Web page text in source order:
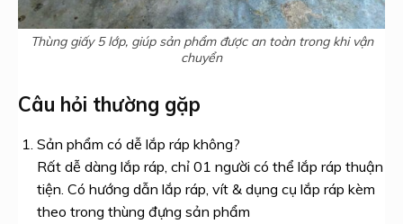
Thùng giấy 5 lớp, giúp sản phẩm được an toàn trong khi vận
chuyển
Câu hỏi thường gặp
Sản phẩm có dễ lắp ráp không?
Rất dễ dàng lắp ráp, chỉ 01 người có thể lắp ráp thuận
tiện. Có hướng dẫn lắp ráp, vít & dụng cụ lắp ráp kèm
theo trong thùng đựng sản phẩm